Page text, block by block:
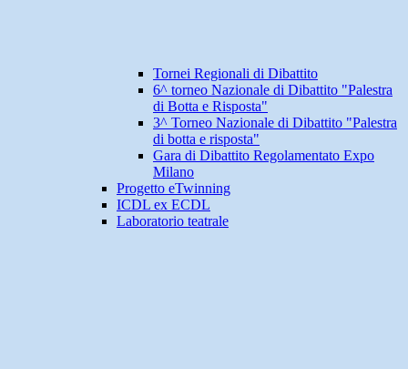
Tornei Regionali di Dibattito
6^ torneo Nazionale di Dibattito "Palestra
di Botta e Risposta"
3^ Torneo Nazionale di Dibattito "Palestra
di botta e risposta"
Gara di Dibattito Regolamentato Expo
Milano
Progetto eTwinning
ICDL ex ECDL
Laboratorio teatrale